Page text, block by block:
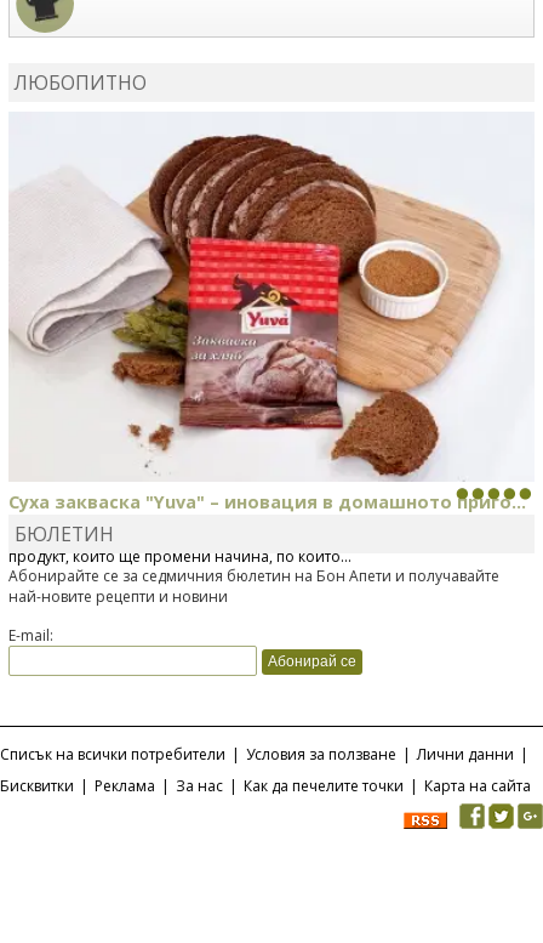
ЛЮБОПИТНО
Суха закваска "Yuva" – иновация в домашното приго...
Отскоро Лесафр България стартира предлагането на изцяло нов
продукт, който ще промени начина, по който...
БЮЛЕТИН
Абонирайте се за седмичния бюлетин на Бон Апети и получавайте
най-новите рецепти и новини
E-mail:
Списък на всички потребители | Условия за ползване | Лични данни |
Бисквитки | Реклама | За нас | Как да печелите точки | Карта на сайта